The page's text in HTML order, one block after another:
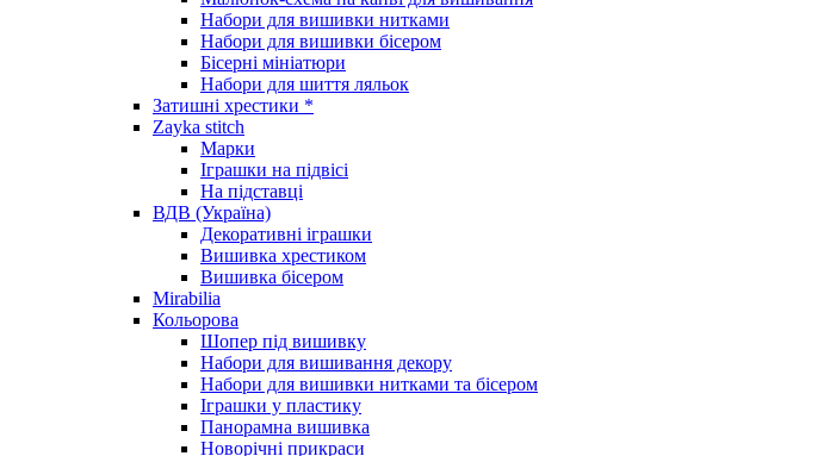
Набори для вишивки нитками
Набори для вишивки бісером
Бісерні мініатюри
Набори для шиття ляльок
Затишні хрестики *
Zayka stitch
Марки
Іграшки на підвісі
На підставці
ВДВ (Україна)
Декоративні іграшки
Вишивка хрестиком
Вишивка бісером
Mirabilia
Кольорова
Шопер під вишивку
Набори для вишивання декору
Набори для вишивки нитками та бісером
Іграшки у пластику
Панорамна вишивка
Новорічні прикраси